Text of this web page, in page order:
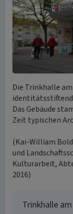
Die Trinkhalle
Das Gebäude
Zeit typischen
(Kai-William
und
Kulturarbeit,
2016)
Trinkhalle